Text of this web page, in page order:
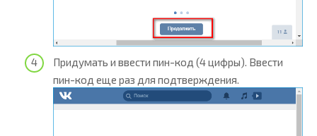
Придумать и ввести пин-код (4 цифры). Ввести
пин-код еще раз для подтверждения.